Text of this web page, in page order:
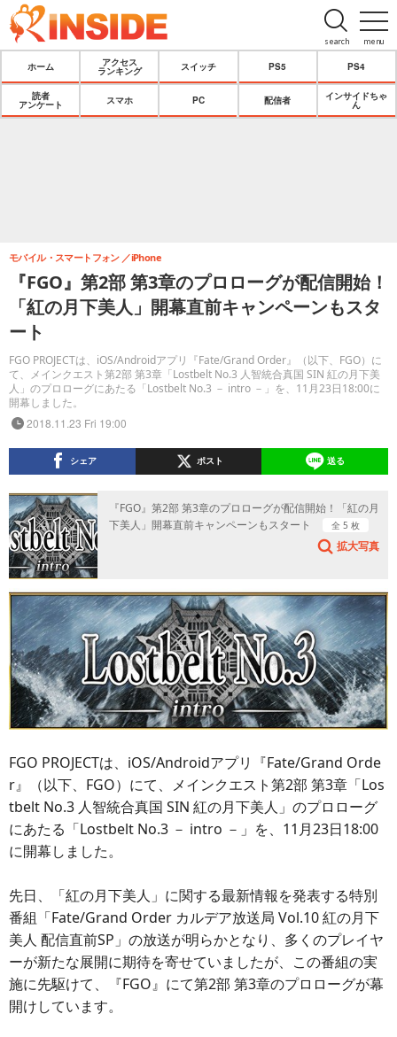
menu
search
ホーム
アクセス
ランキング
スイッチ PS5 PS4
読者
アンケート
スマホ PC 配信者
インサイドちゃ
ん
『FGO』第2部 第3章のプロローグが配信開始！
「紅の月下美人」開幕直前キャンペーンもスタ
ート
FGO PROJECTは、iOS/Androidアプリ『Fate/Grand Order』（以下、FGO）に
て、メインクエスト第2部 第3章「Lostbelt No.3 人智統合真国 SIN 紅の月下美
人」のプロローグにあたる「Lostbelt No.3 － intro －」を、11月23日18:00に
開幕しました。
モバイル・スマートフォン iPhone
2018.11.23 Fri 19:00
シェア ポスト 送る
『FGO』第2部 第3章のプロローグが配信開始！「紅の月
下美人」開幕直前キャンペーンもスタート
全 5 枚
拡大写真
FGO PROJECTは、iOS/Androidアプリ『Fate/Grand Orde
r』（以下、FGO）にて、メインクエスト第2部 第3章「Los
tbelt No.3 人智統合真国 SIN 紅の月下美人」のプロローグ
にあたる「Lostbelt No.3 － intro －」を、11月23日18:00
に開幕しました。
先日、「紅の月下美人」に関する最新情報を発表する特別
番組「Fate/Grand Order カルデア放送局 Vol.10 紅の月下
美人 配信直前SP」の放送が明らかとなり、多くのプレイヤ
ーが新たな展開に期待を寄せていましたが、この番組の実
施に先駆けて、『FGO』にて第2部 第3章のプロローグが幕
開けしています。